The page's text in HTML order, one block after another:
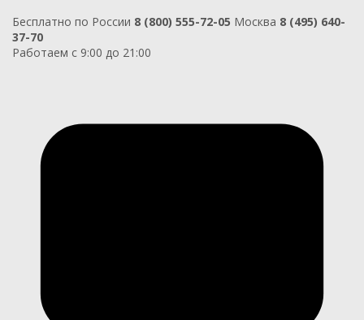
Бесплатно по России 8 (800) 555-72-05 Москва 8 (495) 640-
37-70
Работаем с 9:00 до 21:00